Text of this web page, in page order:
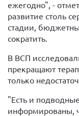
ежегодно", -
развитие столь
стадии,
сократить.
В ВСП
прекращают
только
"Есть и
информированы,